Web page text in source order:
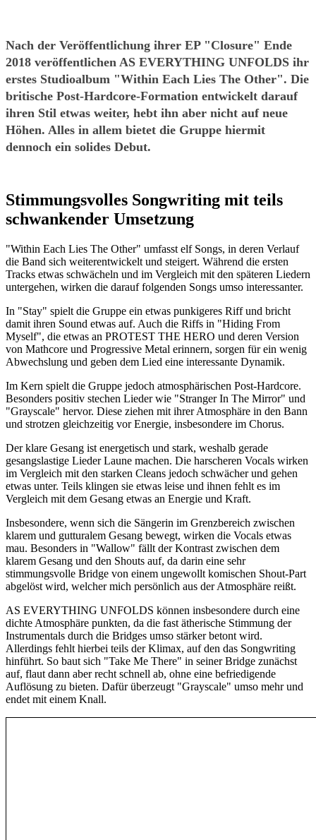
Nach der Veröffentlichung ihrer EP "Closure" Ende
2018 veröffentlichen AS EVERYTHING UNFOLDS ihr
erstes Studioalbum "Within Each Lies The Other". Die
britische Post-Hardcore-Formation entwickelt darauf
ihren Stil etwas weiter, hebt ihn aber nicht auf neue
Höhen. Alles in allem bietet die Gruppe hiermit
dennoch ein solides Debut.
Stimmungsvolles Songwriting mit teils
schwankender Umsetzung
"Within Each Lies The Other" umfasst elf Songs, in deren Verlauf
die Band sich weiterentwickelt und steigert. Während die ersten
Tracks etwas schwächeln und im Vergleich mit den späteren Liedern
untergehen, wirken die darauf folgenden Songs umso interessanter.
In "Stay" spielt die Gruppe ein etwas punkigeres Riff und bricht
damit ihren Sound etwas auf. Auch die Riffs in "Hiding From
Myself", die etwas an PROTEST THE HERO und deren Version
von Mathcore und Progressive Metal erinnern, sorgen für ein wenig
Abwechslung und geben dem Lied eine interessante Dynamik.
Im Kern spielt die Gruppe jedoch atmosphärischen Post-Hardcore.
Besonders positiv stechen Lieder wie "Stranger In The Mirror" und
"Grayscale" hervor. Diese ziehen mit ihrer Atmosphäre in den Bann
und strotzen gleichzeitig vor Energie, insbesondere im Chorus.
Der klare Gesang ist energetisch und stark, weshalb gerade
gesangslastige Lieder Laune machen. Die harscheren Vocals wirken
im Vergleich mit den starken Cleans jedoch schwächer und gehen
etwas unter. Teils klingen sie etwas leise und ihnen fehlt es im
Vergleich mit dem Gesang etwas an Energie und Kraft.
Insbesondere, wenn sich die Sängerin im Grenzbereich zwischen
klarem und gutturalem Gesang bewegt, wirken die Vocals etwas
mau. Besonders in "Wallow" fällt der Kontrast zwischen dem
klarem Gesang und den Shouts auf, da darin eine sehr
stimmungsvolle Bridge von einem ungewollt komischen Shout-Part
abgelöst wird, welcher mich persönlich aus der Atmosphäre reißt.
AS EVERYTHING UNFOLDS können insbesondere durch eine
dichte Atmosphäre punkten, da die fast ätherische Stimmung der
Instrumentals durch die Bridges umso stärker betont wird.
Allerdings fehlt hierbei teils der Klimax, auf den das Songwriting
hinführt. So baut sich "Take Me There" in seiner Bridge zunächst
auf, flaut dann aber recht schnell ab, ohne eine befriedigende
Auflösung zu bieten. Dafür überzeugt "Grayscale" umso mehr und
endet mit einem Knall.